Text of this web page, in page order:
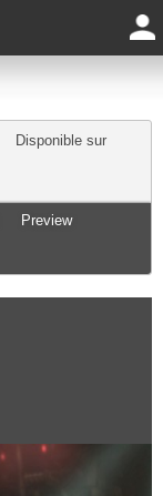
Disponible sur
Preview